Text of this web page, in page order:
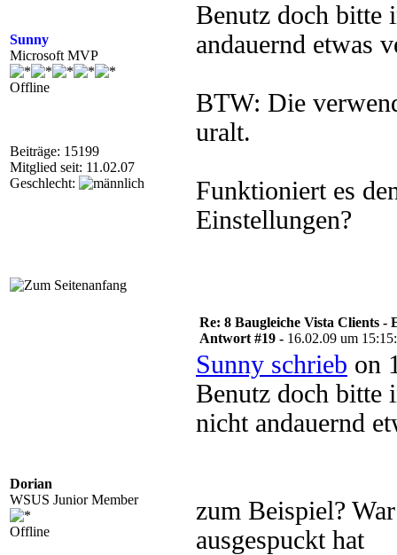
Sunny
Microsoft MVP
Offline
Beiträge: 15199
Mitglied seit: 11.02.07
Geschlecht:
Benutz doch bitte
andauernd etwas
BTW: Die
uralt.
Funktioniert es
Einstellungen?
Dorian
WSUS Junior Member
Offline
Re: 8 Baugleiche Vista Clients
Antwort #19 - 16.02.09 um
Sunny schrieb on
Benutz doch bitte
nicht andauernd
zum Beispiel?
ausgespuckt hat